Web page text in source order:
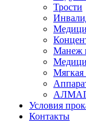
Трости
Манеж
Мягкая
АЛМАГ-
Условия
Контакты